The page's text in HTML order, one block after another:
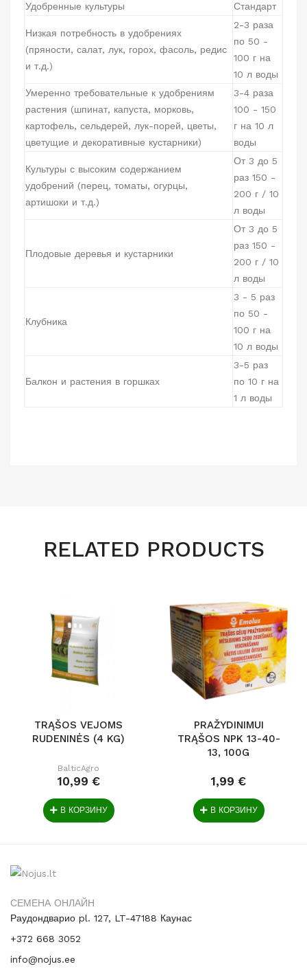
Удобренные культуры Стандарт
Низкая потребность в удобрениях
(пряности, салат, лук, горох, фасоль, редис
и т.д.)
2-3 раза
по 50 -
100 г на
10 л воды
Умеренно требовательные к удобрениям
растения (шпинат, капуста, морковь,
картофель, сельдерей, лук-порей, цветы,
цветущие и декоративные кустарники)
3-4 раза
100 - 150
г на 10 л
воды
Культуры с высоким содержанием
удобрений (перец, томаты, огурцы,
артишоки и т.д.)
От 3 до 5
раз 150 -
200 г / 10
л воды
Плодовые деревья и кустарники
От 3 до 5
раз 150 -
200 г / 10
л воды
Клубника
3 - 5 раз
по 50 -
100 г на
10 л воды
Балкон и растения в горшках
3-5 раз
по 10 г на
1 л воды
RELATED PRODUCTS
TRĄŠOS VEJOMS
RUDENINĖS (4 KG)
BalticAgro
10,99 €
В КОРЗИНУ
PRAŽYDINIMUI
TRĄŠOS NPK 13-40-
13, 100G
1,99 €
В КОРЗИНУ
СЕМЕНА ОНЛАЙН
Раудондварио pl. 127, LT-47188 Каунас
+372 668 3052
info@nojus.ee